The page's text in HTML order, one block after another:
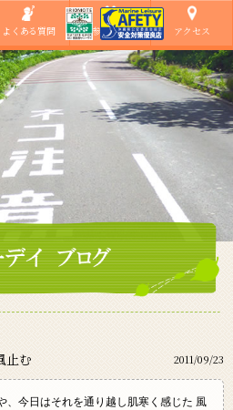
よくある質問 ご参加の方へ アクセス
む 2011/09/23
、今日はそれを通り越し肌寒く感じた 風